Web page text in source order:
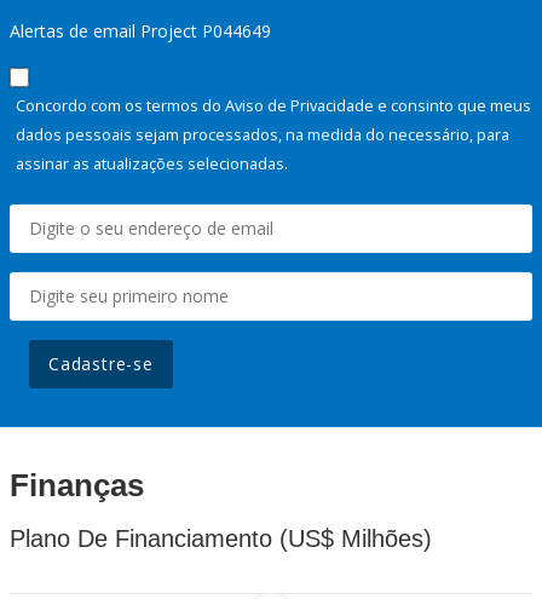
Alertas de email Project P044649
Concordo com os termos do Aviso de Privacidade e consinto que meus
dados pessoais sejam processados, na medida do necessário, para
assinar as atualizações selecionadas.
Cadastre-se
Finanças
Plano De Financiamento (US$ Milhões)